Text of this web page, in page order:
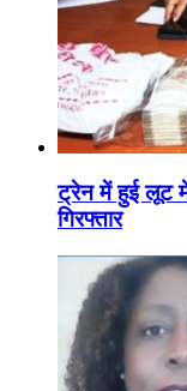
ट्रेन में हुई लूट
गिरफ्तार